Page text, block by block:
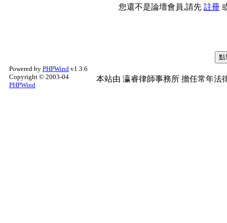
您還不是論壇會員,請先 註冊
Powered by PHPWind v1.3.6
Copyright © 2003-04
PHPWind
本站由 瀛睿律師事務所 擔任常年法